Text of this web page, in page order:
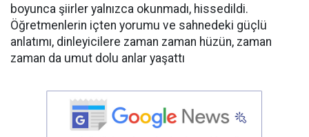
boyunca şiirler yalnızca okunmadı, hissedildi.
Öğretmenlerin içten yorumu ve sahnedeki güçlü
anlatımı, dinleyicilere zaman zaman hüzün, zaman
zaman da umut dolu anlar yaşattı